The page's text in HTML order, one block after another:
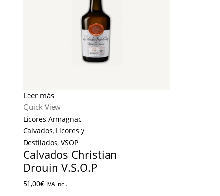
Leer más
Quick View
Licores Armagnac -
Calvados, Licores y
Destilados, VSOP
Calvados Christian
Drouin V.S.O.P
51,00€ IVA incl.